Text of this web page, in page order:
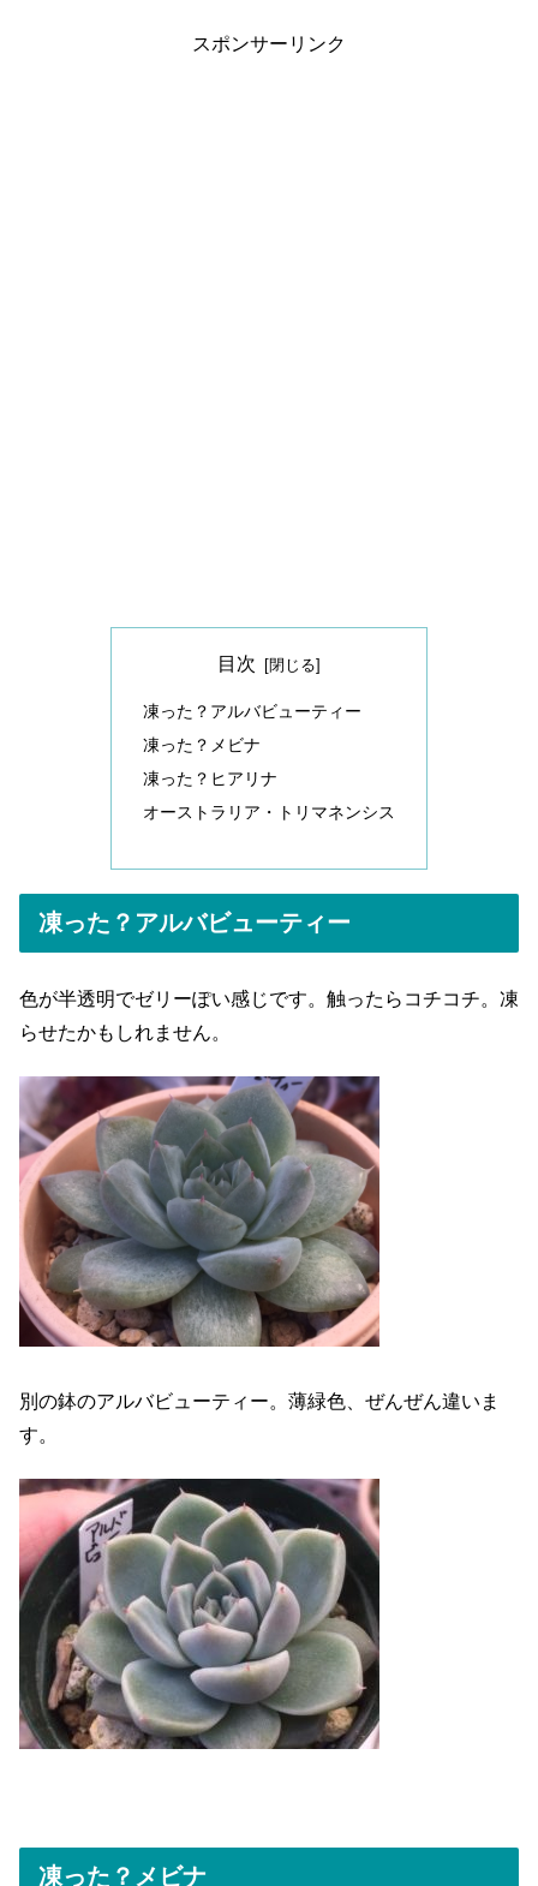
スポンサーリンク
目次
凍った？アルバビューティー
凍った？メビナ
凍った？ヒアリナ
オーストラリア・トリマネンシス
凍った？アルバビューティー
色が半透明でゼリーぽい感じです。触ったらコチコチ。凍
らせたかもしれません。
別の鉢のアルバビューティー。薄緑色、ぜんぜん違いま
す。
凍った？メビナ